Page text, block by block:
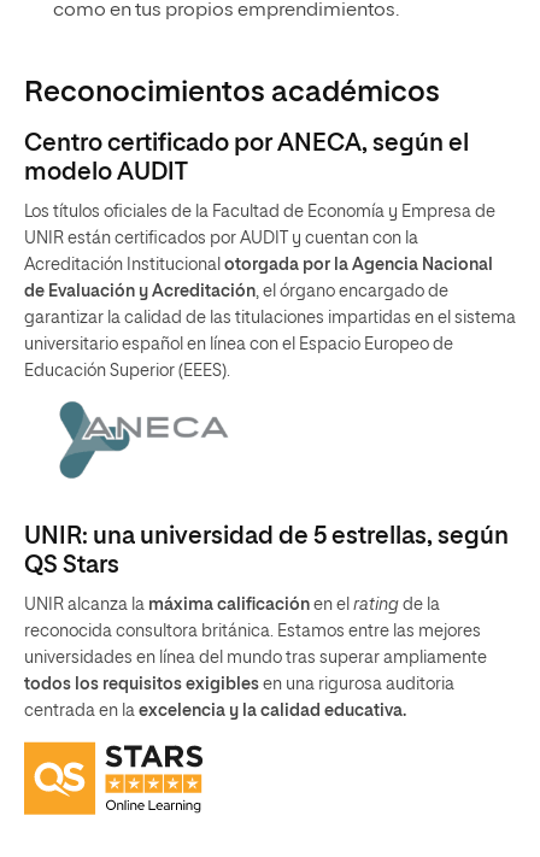
como en tus propios emprendimientos.
Reconocimientos académicos
Centro certificado por ANECA, según el
modelo AUDIT
Los títulos oficiales de la Facultad de Economía y Empresa de
UNIR están certificados por AUDIT y cuentan con la
Acreditación Institucional otorgada por la Agencia Nacional
de Evaluación y Acreditación, el órgano encargado de
garantizar la calidad de las titulaciones impartidas en el sistema
universitario español en línea con el Espacio Europeo de
Educación Superior (EEES).
UNIR: una universidad de 5 estrellas, según
QS Stars
UNIR alcanza la máxima calificación en el rating de la
reconocida consultora británica. Estamos entre las mejores
universidades en línea del mundo tras superar ampliamente
todos los requisitos exigibles en una rigurosa auditoria
centrada en la excelencia y la calidad educativa.